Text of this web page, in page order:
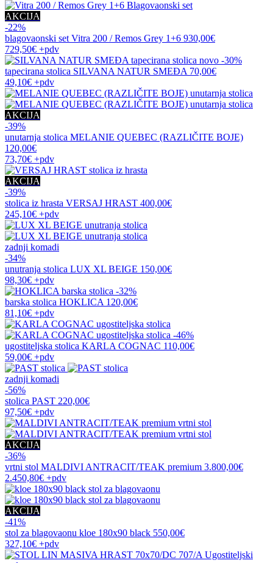
AKCIJA
-22%
blagovaonski set Vitra 200 / Remos Grey 1+6 930,00€
729,50€ +pdv
novo -30%
tapecirana stolica SILVANA NATUR SMEĐA 70,00€
49,10€ +pdv
AKCIJA
-39%
unutarnja stolica MELANIE QUEBEC (RAZLIČITE BOJE)
120,00€
73,70€ +pdv
AKCIJA
-39%
stolica iz hrasta VERSAJ HRAST 400,00€
245,10€ +pdv
zadnji komadi
-34%
unutranja stolica LUX XL BEIGE 150,00€
98,30€ +pdv
-32%
barska stolica HOKLICA 120,00€
81,10€ +pdv
-46%
ugostiteljska stolica KARLA COGNAC 110,00€
59,00€ +pdv
zadnji komadi
-56%
stolica PAST 220,00€
97,50€ +pdv
AKCIJA
-36%
vrtni stol MALDIVI ANTRACIT/TEAK premium 3.800,00€
2.450,80€ +pdv
AKCIJA
-41%
stol za blagovaonu kloe 180x90 black 550,00€
327,10€ +pdv